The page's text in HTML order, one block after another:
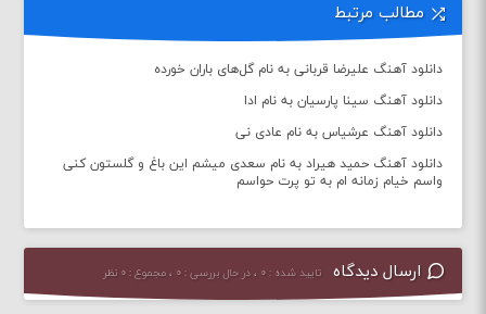
مطالب مرتبط
دانلود آهنگ علیرضا قربانی به نام گل‌های باران خورده
دانلود آهنگ سینا پارسیان به نام ادا
دانلود آهنگ عرشیاس به نام عادی نی
دانلود آهنگ حمید هیراد به نام سعدی میشم این باغ و گلستون کنی
واسم خیام زمانه ام به تو پرت حواسم
ارسال دیدگاه تایید شده : ۰ ، در حال بررسی : ۰ ، مجموع : ۰ نظر